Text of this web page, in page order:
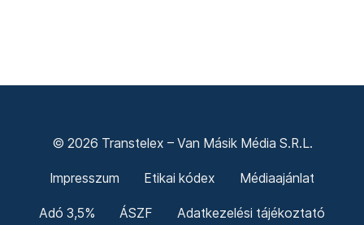
© 2026 Transtelex – Van Másik Média S.R.L.
Impresszum Etikai kódex Médiaajánlat
Adó 3,5% ÁSZF Adatkezelési tájékoztató